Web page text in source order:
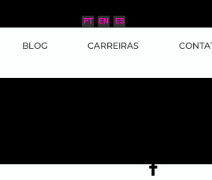
ES
EN
PT
BLOG CARREIRAS